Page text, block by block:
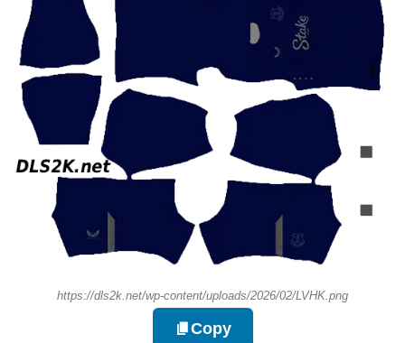
https://dls2k.net/wp-content/uploads/2026/02/LVHK.png
Copy